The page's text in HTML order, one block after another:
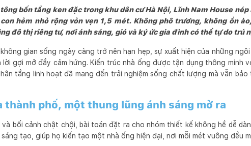
bốn tầng ken đặc trong khu dân cư Hà Nội, Lĩnh Nam House
hẻm nhỏ rộng vỏn vẹn 1,5 mét. Không phô trương, không ồn ào,
đô thị riêng tư, nơi ánh sáng, gió và ký ức gia đình có thể tự do trú
gian sống ngày càng trở nên hạn hẹp, sự xuất hiện của những
lời gợi mở đầy cảm hứng. Kiến trúc nhà ống được tận dụng thông minh
tầng linh hoạt đã mang đến trải nghiệm sống chất lượng mà vẫn
thành phố, một thung lũng ánh sáng mở ra
và bối cảnh chật chội, bài toán đặt ra cho nhóm thiết kế không hề dễ
tạo, giúp họ kiến tạo một nhà ống hiện đại, nơi mỗi mét vuông đều